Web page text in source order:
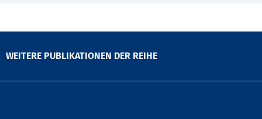
WEITERE PUBLIKATIONEN DER REIHE